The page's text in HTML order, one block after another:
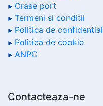
Orase port
Termeni si conditii
Politica de
Politica de cookie
ANPC
Contacteaza-ne